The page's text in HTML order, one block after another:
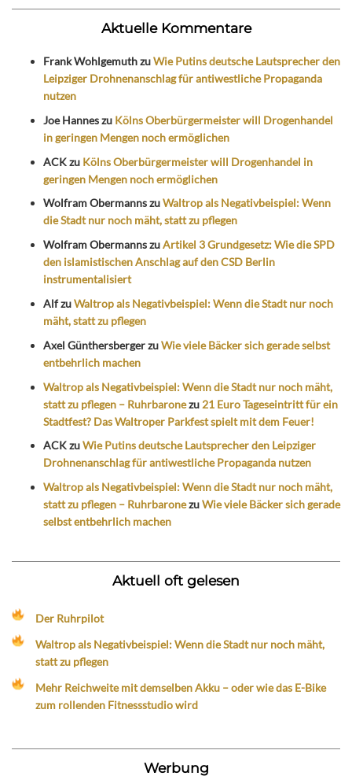
Aktuelle Kommentare
Frank WohlgemuthzuWie Putins deutsche Lautsprecher den
Leipziger Drohnenanschlag für antiwestliche Propaganda
nutzen
Joe Hanneszu Kölns Oberbürgermeister will Drogenhandel
in geringen Mengen noch ermöglichen
ACKzu Kölns Oberbürgermeister will Drogenhandel in
geringen Mengen noch ermöglichen
Wolfram ObermannszuWaltrop als Negativbeispiel: Wenn
die Stadt nur noch mäht, statt zu pflegen
Wolfram ObermannszuArtikel 3 Grundgesetz: Wie die SPD
den islamistischen Anschlag auf den CSD Berlin
instrumentalisiert
AlfzuWaltrop als Negativbeispiel: Wenn die Stadt nur noch
mäht, statt zu pflegen
Axel GünthersbergerzuWie viele Bäcker sich gerade selbst
entbehrlich machen
Waltrop als Negativbeispiel: Wenn die Stadt nur noch mäht,
statt zu pflegen – Ruhrbaronezu 21 Euro Tageseintritt für ein
Stadtfest? Das Waltroper Parkfest spielt mit dem Feuer!
ACKzuWie Putins deutsche Lautsprecher den Leipziger
Drohnenanschlag für antiwestliche Propaganda nutzen
Waltrop als Negativbeispiel: Wenn die Stadt nur noch mäht,
statt zu pflegen – RuhrbaronezuWie viele Bäcker sich gerade
selbst entbehrlich machen
Aktuell oft gelesen
Der Ruhrpilot
Waltrop als Negativbeispiel: Wenn die Stadt nur noch mäht,
statt zu pflegen
Mehr Reichweite mit demselben Akku – oder wie das E-Bike
zum rollenden Fitnessstudio wird
Werbung